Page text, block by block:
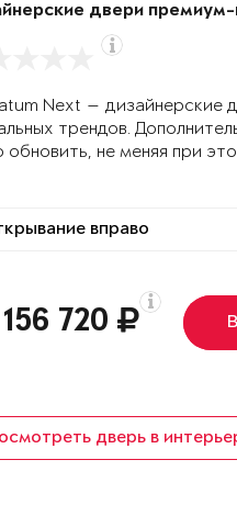
двери премиум-
Next — дизайнерские
трендов.
обновить, не меняя при
720
дверь в